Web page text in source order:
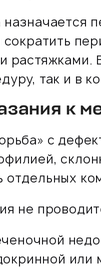
растяжками.
так и в
к
с
отдельных
не
или